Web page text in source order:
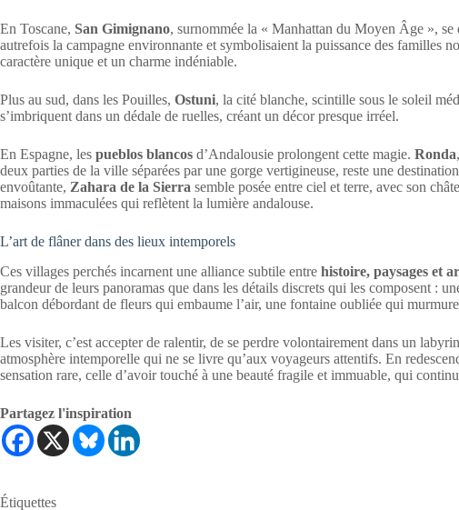
En Toscane, San Gimignano, surnommée la « Manhattan du Moyen Âge »,
autrefois la campagne environnante et symbolisaient la puissance des familles
caractère unique et un charme indéniable.
Plus au sud, dans les Pouilles, Ostuni, la cité blanche, scintille sous le soleil
s’imbriquent dans un dédale de ruelles, créant un décor presque irréel.
En Espagne, les pueblos blancos d’Andalousie prolongent cette magie. Ronda
deux parties de la ville séparées par une gorge vertigineuse, reste une
envoûtante, Zahara de la Sierra semble posée entre ciel et terre, avec son
maisons immaculées qui reflètent la lumière andalouse.
L’art de flâner dans des lieux intemporels
Ces villages perchés incarnent une alliance subtile entre histoire, paysages et
grandeur de leurs panoramas que dans les détails discrets qui les composent :
balcon débordant de fleurs qui embaume l’air, une fontaine oubliée qui
Les visiter, c’est accepter de ralentir, de se perdre volontairement dans un
atmosphère intemporelle qui ne se livre qu’aux voyageurs attentifs. En
sensation rare, celle d’avoir touché à une beauté fragile et immuable, qui
Partagez l'inspiration
Étiquettes